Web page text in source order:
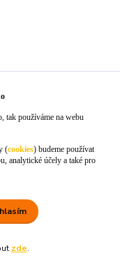
tak používáme na webu
(cookies) budeme používat
analytické účely a také pro
zde.
100 %★★★★★